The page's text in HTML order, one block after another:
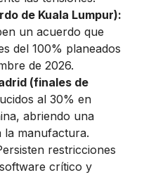
de Kuala Lumpur):
un acuerdo que
del 100% planeados
de 2026.
(finales de
al 30% en
abriendo una
la manufactura.
restricciones
crítico y